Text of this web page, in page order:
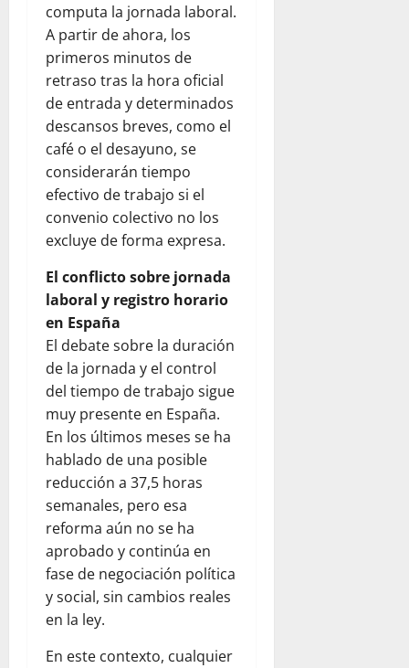
computa la jornada laboral.
A partir de ahora, los
primeros minutos de
retraso tras la hora oficial
de entrada y determinados
descansos breves, como el
café o el desayuno, se
considerarán tiempo
efectivo de trabajo si el
convenio colectivo no los
excluye de forma expresa.
El conflicto sobre jornada
laboral y registro horario
en España
El debate sobre la duración
de la jornada y el control
del tiempo de trabajo sigue
muy presente en España.
En los últimos meses se ha
hablado de una posible
reducción a 37,5 horas
semanales, pero esa
reforma aún no se ha
aprobado y continúa en
fase de negociación política
y social, sin cambios reales
en la ley.
En este contexto, cualquier